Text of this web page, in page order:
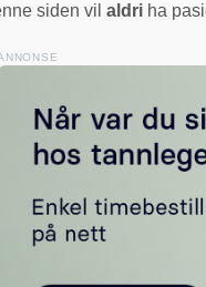
siden vil aldri ha